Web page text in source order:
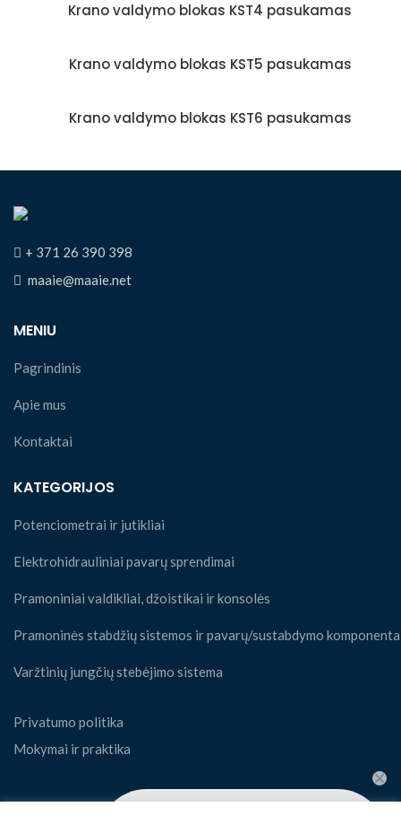
Krano valdymo blokas KST4 pasukamas
Krano valdymo blokas KST5 pasukamas
Krano valdymo blokas KST6 pasukamas
+ 371 26 390 398
maaie@maaie.net
MENIU
Pagrindinis
Apie mus
Kontaktai
KATEGORIJOS
Potenciometrai ir jutikliai
Elektrohidrauliniai pavarų sprendimai
Pramoniniai valdikliai, džoistikai ir konsolės
Pramoninės stabdžių sistemos ir pavarų/sustabdymo
Varžtinių jungčių stebėjimo sistema
Privatumo politika
Mokymai ir praktika